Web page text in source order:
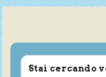
Stai cercando